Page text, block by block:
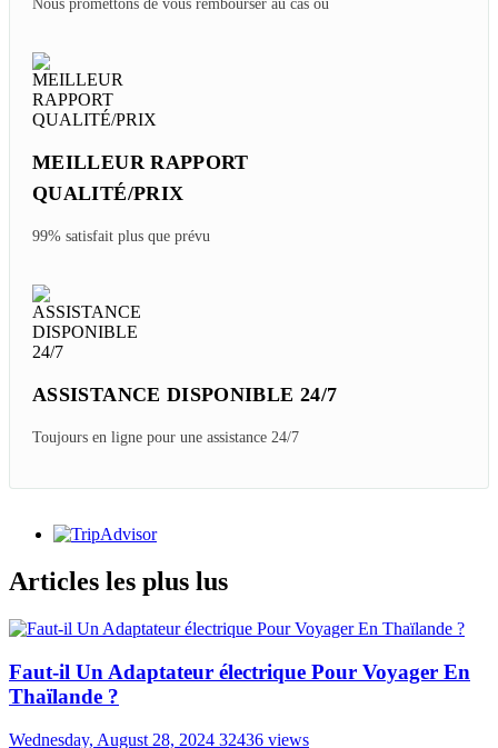
Nous promettons de vous rembourser au cas où
MEILLEUR RAPPORT
QUALITÉ/PRIX
99% satisfait plus que prévu
ASSISTANCE DISPONIBLE 24/7
Toujours en ligne pour une assistance 24/7
Articles les plus lus
Faut-il Un Adaptateur électrique Pour Voyager En
Thaïlande ?
Wednesday, August 28, 2024 32436 views